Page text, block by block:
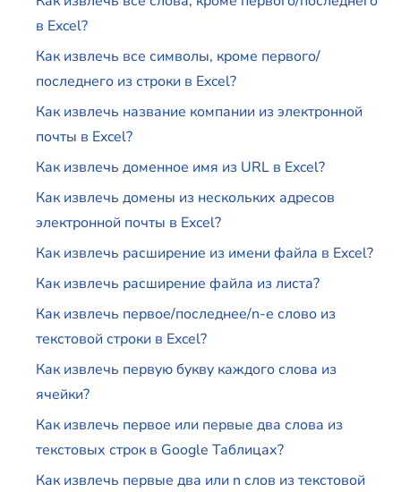
в Excel?
Как извлечь все символы, кроме первого/
последнего из строки в Excel?
Как извлечь название компании из электронной
почты в Excel?
Как извлечь доменное имя из URL в Excel?
Как извлечь домены из нескольких адресов
электронной почты в Excel?
Как извлечь расширение из имени файла в Excel?
Как извлечь расширение файла из листа?
Как извлечь первое/последнее/n-е слово из
текстовой строки в Excel?
Как извлечь первую букву каждого слова из
ячейки?
Как извлечь первое или первые два слова из
текстовых строк в Google Таблицах?
Как извлечь первые два или n слов из текстовой